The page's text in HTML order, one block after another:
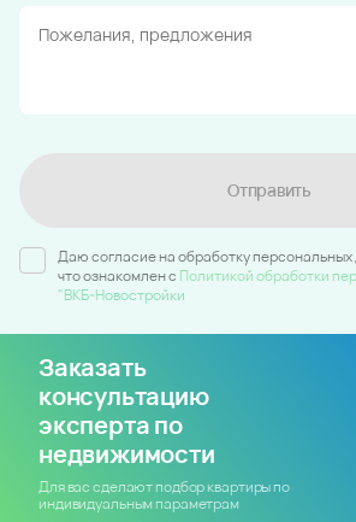
Отправить
Даю согласие на обработку
что ознакомлен c Политикой обработки
"ВКБ-Новостройки
Заказать
консультацию
эксперта по
недвижимости
Для вас сделают подбор квартиры по
индивидуальным параметрам